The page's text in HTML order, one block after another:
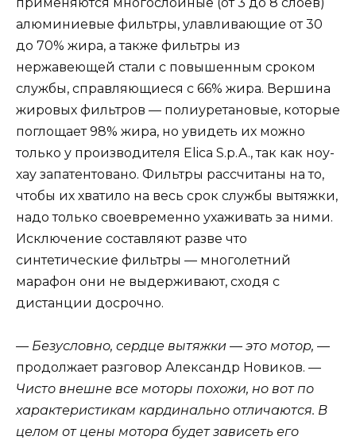
алюминиевые фильтры, улавливающие от 30
до 70% жира, а также фильтры из
нержавеющей стали с повышенным сроком
службы, справляющиеся с 66% жира. Вершина
жировых фильтров — полиуретановые, которые
поглощает 98% жира, но увидеть их можно
только у производителя Elica S.p.A., так как ноу-
хау запатентовано. Фильтры рассчитаны на то,
чтобы их хватило на весь срок службы вытяжки,
надо только своевременно ухаживать за ними.
Исключение составляют разве что
синтетические фильтры — многолетний
марафон они не выдерживают, сходя с
дистанции досрочно.
— Безусловно, сердце вытяжки — это мотор, —
продолжает разговор Александр Новиков. —
Чисто внешне все моторы похожи, но вот по
характеристикам кардинально отличаются. В
целом от цены мотора будет зависеть его